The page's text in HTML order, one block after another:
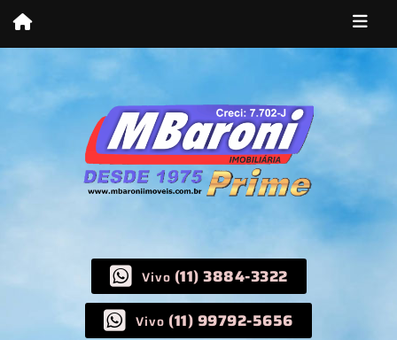
Vivo (11) 3884-3322
Vivo (11) 99792-5656